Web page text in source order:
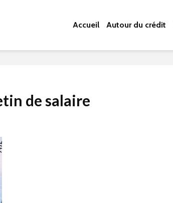
Accueil Autour du crédit
de salaire